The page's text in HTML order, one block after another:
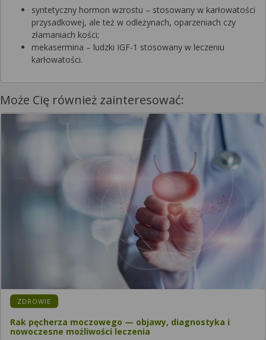
syntetyczny hormon wzrostu – stosowany w karłowatości
przysadkowej, ale też w odleżynach, oparzeniach czy
złamaniach kości;
mekasermina – ludzki IGF-1 stosowany w leczeniu
karłowatości.
Może Cię również zainteresować:
ZDROWIE
Rak pęcherza moczowego — objawy, diagnostyka i
nowoczesne możliwości leczenia